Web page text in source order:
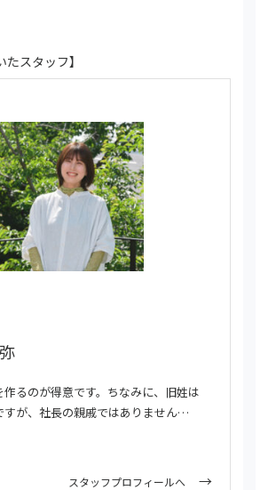
たスタッフ】
作るのが得意です。ちなみに、旧姓は
すが、社長の親戚ではありません…
スタッフプロフィールへ